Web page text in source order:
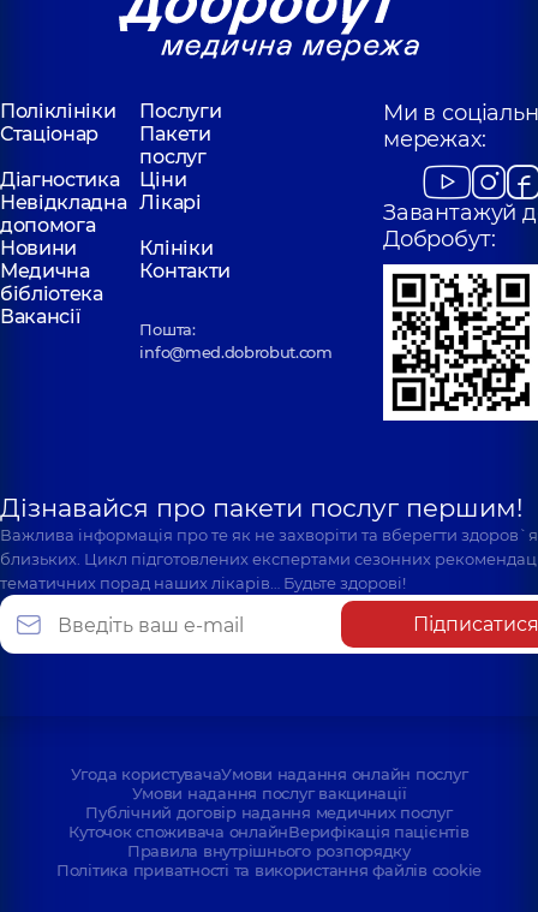
Поліклініки
Послуги
Стаціонар
Пакети
послуг
Діагностика
Ціни
Невідкладна
допомога
Лікарі
Новини
Клініки
Медична
бібліотека
Контакти
Вакансії
Пошта:
info@med.dobrobut.com
Ми в
мережах:
Завантажуй
Добробут:
Дізнавайся про пакети послуг першим!
Важлива інформація про те як не захворіти та вберегти
близьких. Цикл підготовлених експертами сезонних
тематичних порад наших лікарів… Будьте здорові!
Підписатися
Угода користувачаУмови надання онлайн послуг
Умови надання послуг вакцинації
Публічний договір надання медичних послуг
Куточок споживача онлайнВерифікація пацієнтів
Правила внутрішнього розпорядку
Політика приватності та використання файлів cookie